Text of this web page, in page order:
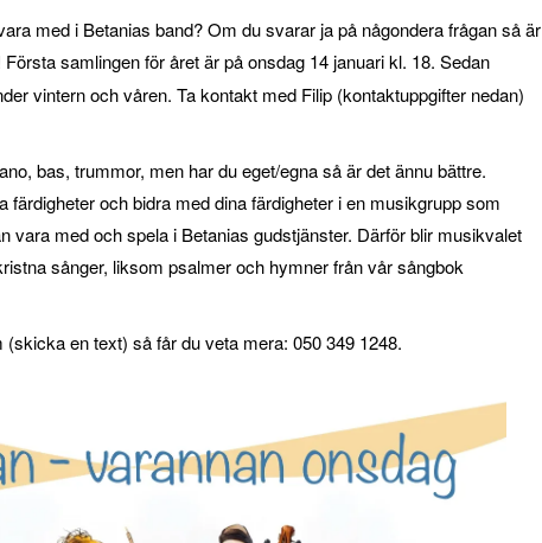
med i Betanias band? Om du svarar ja på någondera frågan så är
Första samlingen för året är på onsdag 14 januari kl. 18. Sedan
vintern och våren. Ta kontakt med Filip (kontaktuppgifter nedan)
bas, trummor, men har du eget/egna så är det ännu bättre.
färdigheter och bidra med dina färdigheter i en musikgrupp som
vara med och spela i Betanias gudstjänster. Därför blir musikvalet
sånger, liksom psalmer och hymner från vår sångbok
(skicka en text) så får du veta mera: 050 349 1248.